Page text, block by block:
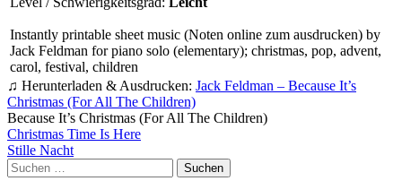
Instantly printable sheet music (Noten online zum ausdrucken) by
Jack Feldman for piano solo (elementary); christmas, pop, advent,
carol, festival, children
♫ Herunterladen & Ausdrucken: Jack Feldman – Because It’s
Christmas (For All The Children)
Because It’s Christmas (For All The Children)
Beitragsnavigation
Christmas Time Is Here
Stille Nacht
Suchen